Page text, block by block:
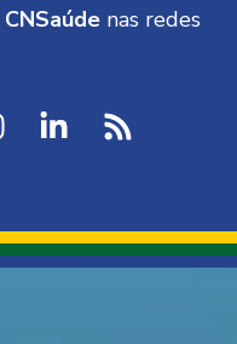
CNSaúdenas redes